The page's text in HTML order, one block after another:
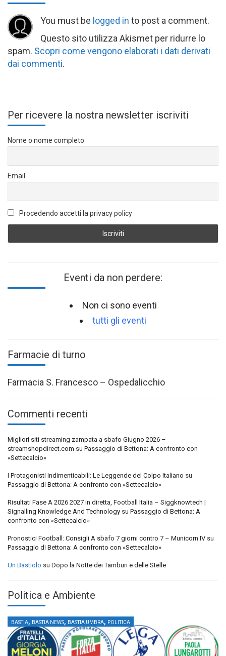
You must be logged in to post a comment.
Questo sito utilizza Akismet per ridurre lo
spam. Scopri come vengono elaborati i dati derivati
dai commenti.
Per ricevere la nostra newsletter iscriviti
Nome o nome completo
Email
Procedendo accetti la privacy policy
Eventi da non perdere:
Non ci sono eventi
tutti gli eventi
Farmacie di turno
Farmacia S. Francesco – Ospedalicchio
Commenti recenti
Migliori siti streaming zampata a sbafo Giugno 2026 –
streamshopdirect.com su Passaggio di Bettona: A confronto con
«Settecalcio»
I Protagonisti Indimenticabili: Le Leggende del Colpo Italiano su
Passaggio di Bettona: A confronto con «Settecalcio»
Risultati Fase A 2026 2027 in diretta, Football Italia – Siggknowtech |
Signalling Knowledge And Technology su Passaggio di Bettona: A
confronto con «Settecalcio»
Pronostici Football: Consigli A sbafo 7 giorni contro 7 – Municorn IV su
Passaggio di Bettona: A confronto con «Settecalcio»
Un Bastiolo su Dopo la Notte dei Tamburi e delle Stelle
Politica e Ambiente
BASTIA, BASTIA NEWS, BASTIA UMBRA, POLITICA